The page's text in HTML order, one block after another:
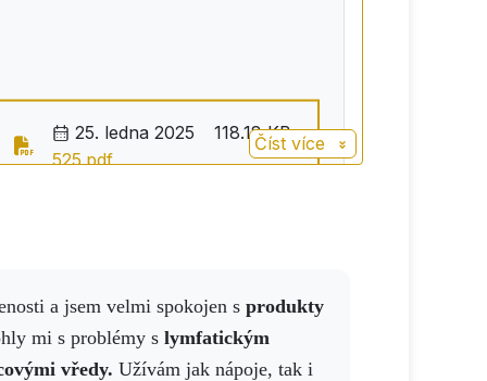
25. ledna 2025
118.18 KB
525.pdf
Číst více
a jsem velmi spokojen s produkty
mi s problémy s lymfatickým
vředy. Užívám jak nápoje, tak i